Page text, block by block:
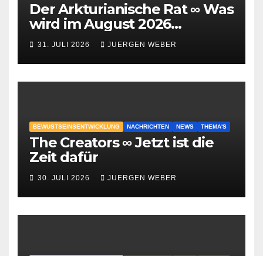
Der Arkturianische Rat ∞ Was
wird im August 2026
geschehen?
31. JULI 2026 JUERGEN WEBER
BEWUSTSEINSENTWICKLUNG NACHRICHTEN NEWS THEMA'S
The Creators ∞ Jetzt ist die
Zeit dafür
30. JULI 2026 JUERGEN WEBER